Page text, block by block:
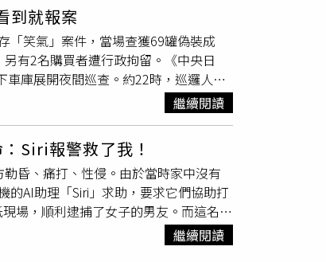
然而公開的照片顯示，這些設備與常見
如中國公司Ejointech出售的Ejoin 256
價約3,730美元；該公司另有支援512張
場成為票務黃牛的新工具。
再用自動化系統突破虛擬等候室。也
客戶；市場上常見的服務包含
線」為賣點。這些代理與硬體常被整
頁，每個分頁綁定不同號碼；過去
不到3美元，據稱兩月即可回本。但該
電信業者協調。目前並無公開證據顯
國大會或癱瘓基地台。專家指出，這
遠超單一起查扣行動所能揭示。
到就報案
「笑氣」案件，當場查獲69罐偽裝成
有2名購買者遭行政拘留。《中央日
庫展開夜間巡查。約22時，巡邏人員
行盤查，另一組繼續搜尋，很快在停車
依法要求開啟車門檢查，赫然發現後車
辯稱這些是「保溫壺」。然而，經進
4人帶回派出所進一步偵辦。經查，
笑氣」的方男與汪男已被依法刑事拘
解，「笑氣」學名為一氧化二氮，無色
氣」。然而，大量吸入會導致大腦供氧
維生素B12代謝障礙，嚴重者可能致
以及暴力攻擊行為，危害極大。當地警
繼續閱讀
Siri報警救了我！
昏、痛打、性侵。由於當時家中沒有
的AI助理「Siri」求助，要求它們協助打
場，順利逮捕了女子的男友。而這名犯
者名單。綜合外媒報導，這起事件的受
晚間在英國蘭開夏郡的家中，遭受當時
繼續閱讀